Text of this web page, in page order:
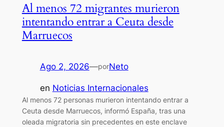
Al menos 72 migrantes murieron
intentando entrar a Ceuta desde
Marruecos
Ago 2, 2026—porNeto
en Noticias Internacionales
Al menos 72 personas murieron intentando entrar a
Ceuta desde Marruecos, informó España, tras una
oleada migratoria sin precedentes en este enclave